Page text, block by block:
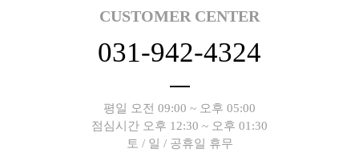
CUSTOMER CENTER
031-942-4324
평일 오전 09:00 ~ 오후 05:00
점심시간 오후 12:30 ~ 오후 01:30
토 / 일 / 공휴일 휴무